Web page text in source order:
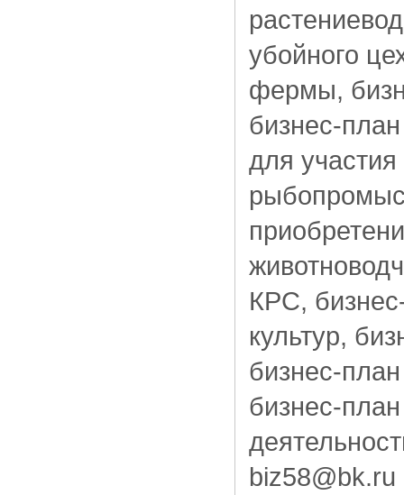
убойного
фермы,
бизнес-
для
КРС,
культур,
бизнес-
бизнес-
biz58@bk.ru